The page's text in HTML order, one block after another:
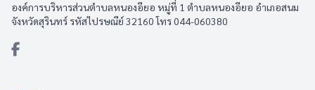
องค์การบริหารส่วนตำบลหนองอียอ หมู่ที่ 1 ตำบลหนองอียอ อำเภอสนม
จังหวัดสุรินทร์ รหัสไปรษณีย์ 32160 โทร 044-060380